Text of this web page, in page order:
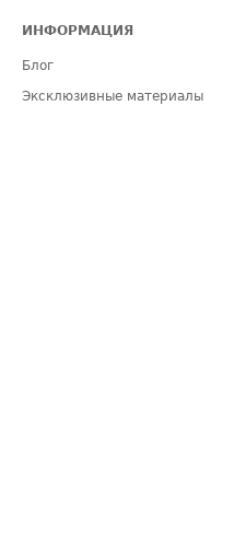
ИНФОРМАЦИЯ
Блог
Эксклюзивные материалы